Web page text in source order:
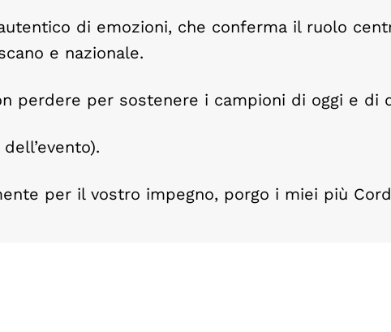
di emozioni, che conferma il ruolo
e nazionale.
perdere per sostenere i campioni di oggi e di
per il vostro impegno, porgo i miei più